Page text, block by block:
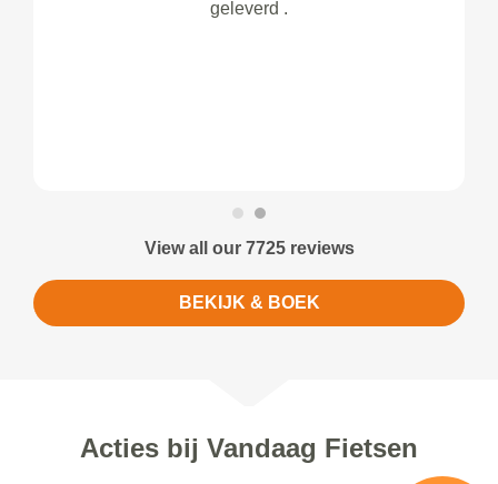
geleverd .
View all our 7725 reviews
BEKIJK & BOEK
Acties bij Vandaag Fietsen